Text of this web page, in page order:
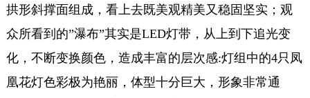
拱形斜撑面组成，看上去既美观精美又稳固坚实；观
众所看到的”瀑布”其实是LED灯带，从上到下追光变
化，不断变换颜色，造成丰富的层次感:灯组中的4只凤
凰花灯色彩极为艳丽，体型十分巨大，形象非常通